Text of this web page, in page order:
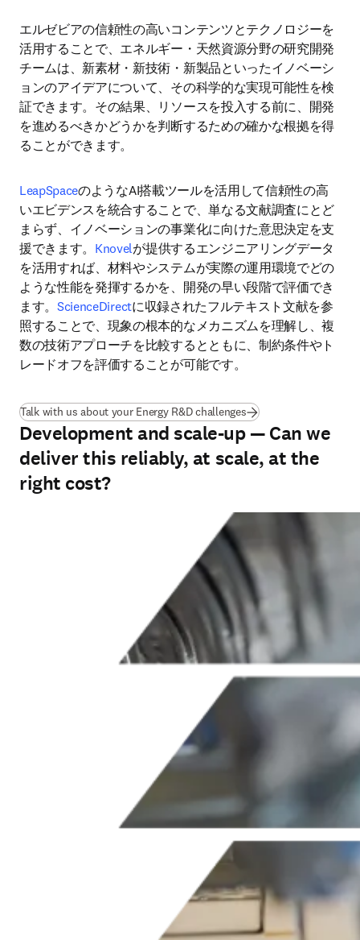
エルゼビアの信頼性の高いコンテンツとテクノロジーを
活用することで、エネルギー・天然資源分野の研究開発
チームは、新素材・新技術・新製品といったイノベーシ
ョンのアイデアについて、その科学的な実現可能性を検
証できます。その結果、リソースを投入する前に、開発
を進めるべきかどうかを判断するための確かな根拠を得
ることができます。
LeapSpaceのようなAI搭載ツールを活用して信頼性の高
いエビデンスを統合することで、単なる文献調査にとど
まらず、イノベーションの事業化に向けた意思決定を支
援できます。 Knovelが提供するエンジニアリングデータ
を活用すれば、材料やシステムが実際の運用環境でどの
ような性能を発揮するかを、開発の早い段階で評価でき
ます。ScienceDirectに収録されたフルテキスト文献を参
照することで、現象の根本的なメカニズムを理解し、複
数の技術アプローチを比較するとともに、制約条件やト
レードオフを評価することが可能です。
Talk with us about your Energy R&D challenges
Development and scale-up — Can we
deliver this reliably, at scale, at the
right cost?